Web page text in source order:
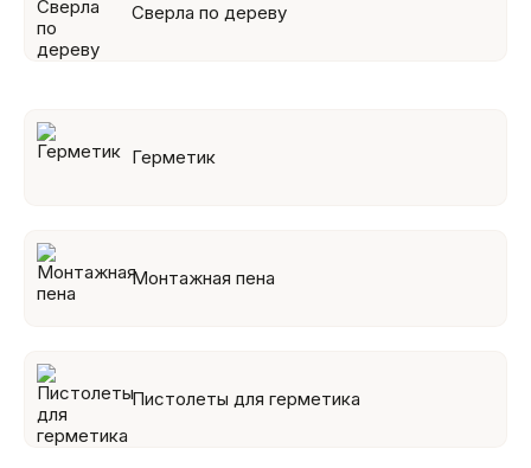
Сверла по дереву
Герметик
Монтажная пена
Пистолеты для герметика